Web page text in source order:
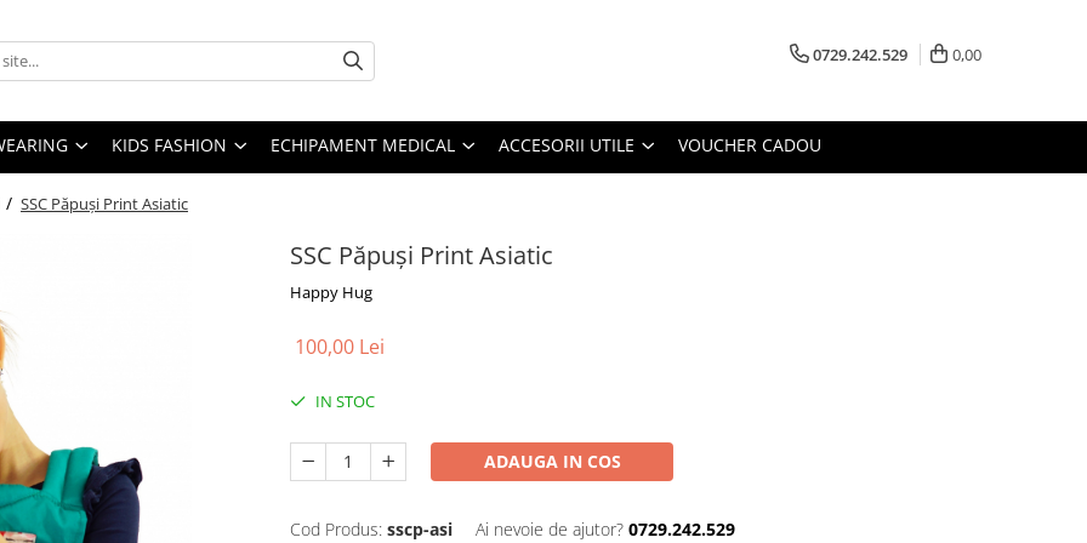
0729.242.529 0,00
KIDS FASHION ECHIPAMENT MEDICAL ACCESORII UTILE VOUCHER CADOU
/ SSC Păpuși Print Asiatic
SSC Păpuși Print Asiatic
Happy Hug
100,00 Lei
IN STOC
ADAUGA IN COS
Cod Produs: sscp-asi Ai nevoie de ajutor? 0729.242.529